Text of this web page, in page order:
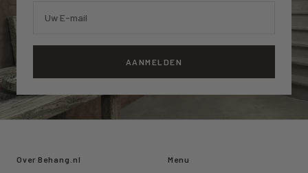
Uw E-mail
AANMELDEN
Over Behang.nl Menu